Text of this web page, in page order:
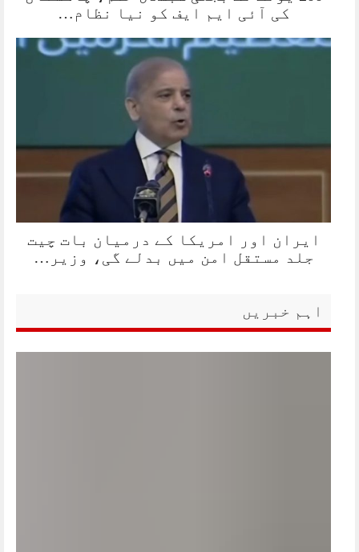
کی آئی ایم ایف کو نیا نظام…
ایران اور امریکا کے درمیان بات چیت
جلد مستقل امن میں بدلے گی، وزیر…
اہم خبریں